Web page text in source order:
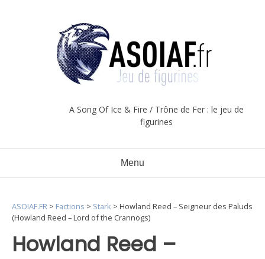
A Song Of Ice & Fire / Trône de Fer : le jeu de
figurines
Menu
Howland Reed –
ASOIAF.FR > Factions > Stark > Howland Reed – Seigneur des Paluds
(Howland Reed – Lord of the Crannogs)